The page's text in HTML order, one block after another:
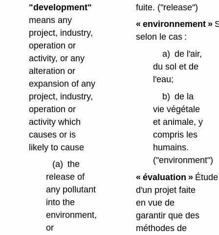
"development"
means any
project, industry,
operation or
activity, or any
alteration or
expansion of any
project, industry,
operation or
activity which
causes or is
likely to cause
(a) the
release of
any pollutant
into the
environment,
or
fuite. ("release")
« environnement »
selon le cas :
a) de l'air,
du sol et de
l'eau;
b) de la
vie végétale
et animale, y
compris les
humains.
("environment")
« évaluation »Étude
d'un projet faite
en vue de
garantir que des
méthodes de